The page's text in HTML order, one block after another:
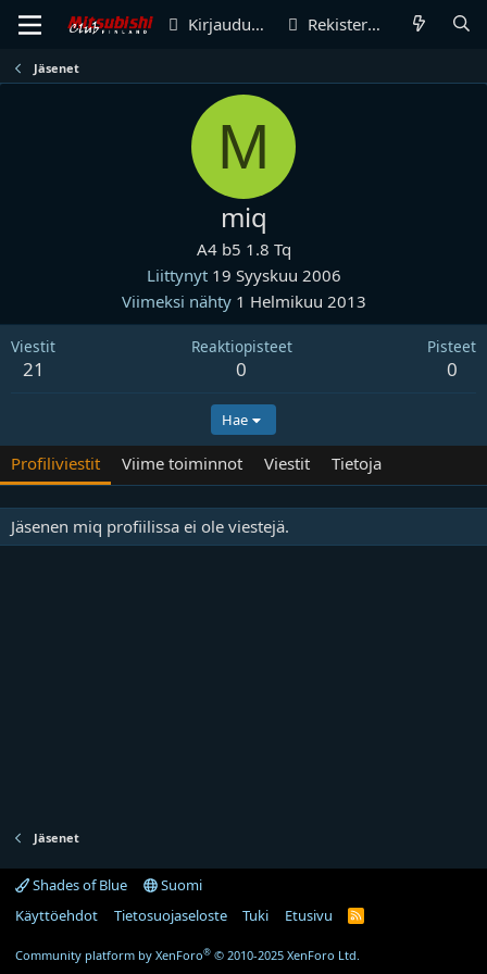
Kirjaudu sisään Rekisteröidy
Jäsenet
M
miq
A4 b5 1.8 Tq
Liittynyt 19 Syyskuu 2006
Viimeksi nähty 1 Helmikuu 2013
Viestit
21
Reaktiopisteet
0
Pisteet
0
Hae
Profiliviestit Viime toiminnot Viestit Tietoja
Jäsenen miq profiilissa ei ole viestejä.
Jäsenet
Shades of Blue
Suomi
Käyttöehdot
Tietosuojaseloste Tuki Etusivu
R
Community platform by XenForo® © 2010-2025 XenForo Ltd.